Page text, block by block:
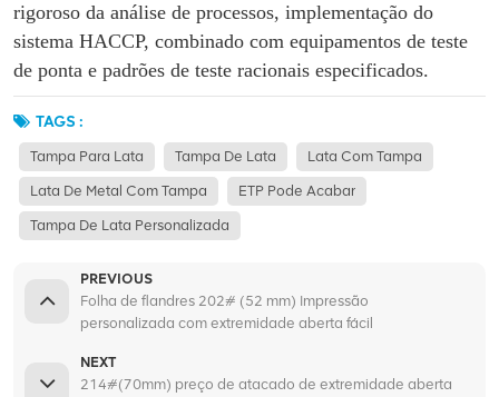
rigoroso da análise de processos, implementação do
sistema HACCP, combinado com equipamentos de teste
de ponta e padrões de teste racionais especificados.
TAGS :
Tampa Para Lata Tampa De Lata Lata Com Tampa
Lata De Metal Com Tampa ETP Pode Acabar
Tampa De Lata Personalizada
PREVIOUS
Folha de flandres 202# (52 mm) Impressão
personalizada com extremidade aberta fácil
NEXT
214#(70mm) preço de atacado de extremidade aberta